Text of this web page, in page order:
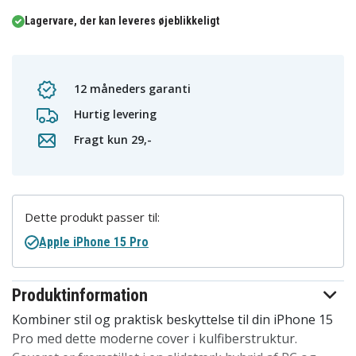
Lagervare, der kan leveres øjeblikkeligt
12 måneders garanti
Hurtig levering
Fragt kun 29,-
Produktinformation
Kombiner stil og praktisk beskyttelse til din iPhone 15
Pro med dette moderne cover i kulfiberstruktur.
Dette produkt passer til:
Apple iPhone 15 Pro